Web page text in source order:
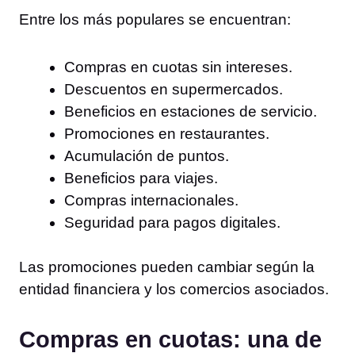
Entre los más populares se encuentran:
Compras en cuotas sin intereses.
Descuentos en supermercados.
Beneficios en estaciones de servicio.
Promociones en restaurantes.
Acumulación de puntos.
Beneficios para viajes.
Compras internacionales.
Seguridad para pagos digitales.
Las promociones pueden cambiar según la
entidad financiera y los comercios asociados.
Compras en cuotas: una de